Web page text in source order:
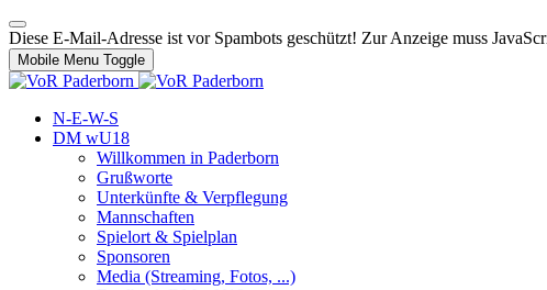
Diese E-Mail-Adresse ist vor Spambots geschützt! Zur Anzeige muss
Mobile Menu Toggle
N-E-W-S
DM wU18
Willkommen in Paderborn
Grußworte
Unterkünfte & Verpflegung
Mannschaften
Spielort & Spielplan
Sponsoren
Media (Streaming, Fotos, ...)